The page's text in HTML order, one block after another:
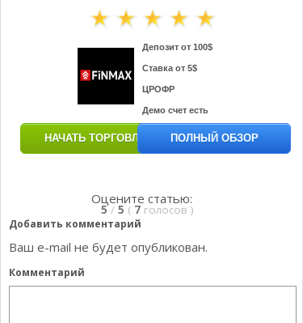
Депозит от 100$
Ставка от 5$
ЦРОФР
Демо счет есть
НАЧАТЬ ТОРГОВЛЮ ПОЛНЫЙ ОБЗОР
Оцените статью:
5 / 5 ( 7 голосов )
Добавить комментарий
Ваш e-mail не будет опубликован.
Комментарий